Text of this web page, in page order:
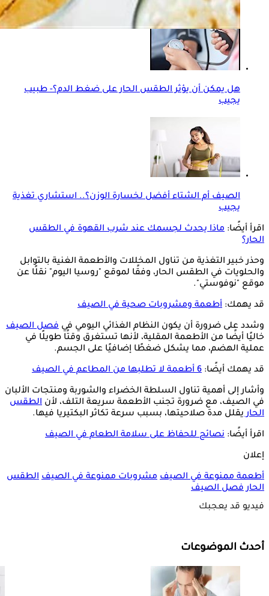
هل يمكن أن يؤثر الطقس الحار على ضغط الدم؟- طبيب
يجيب
الصيف أم الشتاء أفضل لخسارة الوزن؟.. استشاري تغذية
يجيب
اقرأ أيضًا: ماذا يحدث لجسمك عند شرب القهوة في الطقس
الحار؟
وحذر خبير التغذية من تناول المخللات والأطعمة الغنية بالتوابل
والحلويات في الطقس الحار، وفقًا لموقع "روسيا اليوم" نقلًا عن
موقع "نوفوستي".
قد يهمك: أطعمة ومشروبات صحية في الصيف
وشدد على ضرورة أن يكون النظام الغذائي اليومي في فصل الصيف
خاليًا أيضًا من الأطعمة المقلية، لأنها تستغرق وقتًا طويلًا في
عملية الهضم، مما يشكل ضغطًا إضافيًا على الجسم.
قد يهمك أيضًا: 6 أطعمة لا تطلبها من المطاعم في الصيف
وأشار إلى أهمية تناول السلطة الخضراء والشوربة ومنتجات الألبان
في الصيف، مع ضرورة تجنب الأطعمة سريعة التلف، لأن الطقس
الحاريقلل مدة صلاحيتها، بسبب سرعة تكاثر البكتيريا فيها.
اقرأ أيضًا: نصائح للحفاظ على سلامة الطعام في الصيف
إعلان
أطعمة ممنوعة في الصيف مشروبات ممنوعة في الصيف الطقس
الحار فصل الصيف
فيديو قد يعجبك
أحدث الموضوعات